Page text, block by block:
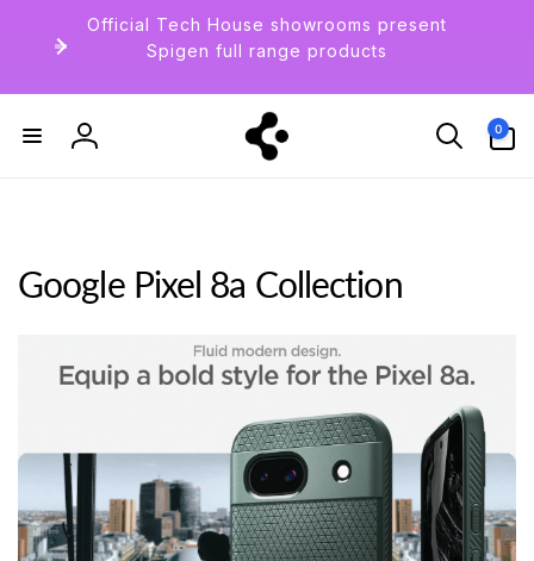
Official Tech House showrooms present
Spigen full range products
登
0
0
件
产
Google Pixel 8a Collection